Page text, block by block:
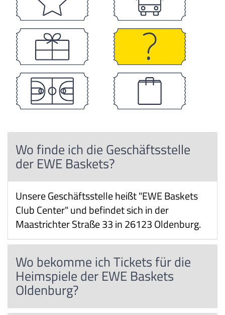
Wo finde ich die Geschäftsstelle
der EWE Baskets?
Unsere Geschäftsstelle heißt "EWE Baskets
Club Center" und befindet sich in der
Maastrichter Straße 33 in 26123 Oldenburg.
Wo bekomme ich Tickets für die
Heimspiele der EWE Baskets
Oldenburg?